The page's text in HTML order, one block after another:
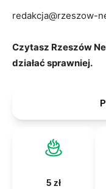
redakcja@rzeszow-
Czytasz Rzeszów
działać sprawniej.
5 zł